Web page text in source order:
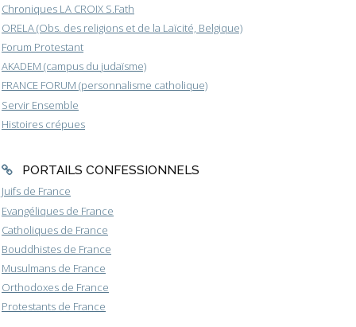
Chroniques LA CROIX S.Fath
ORELA (Obs. des religions et de la Laïcité, Belgique)
Forum Protestant
AKADEM (campus du judaïsme)
FRANCE FORUM (personnalisme catholique)
Servir Ensemble
Histoires crépues
PORTAILS CONFESSIONNELS
Juifs de France
Evangéliques de France
Catholiques de France
Bouddhistes de France
Musulmans de France
Orthodoxes de France
Protestants de France